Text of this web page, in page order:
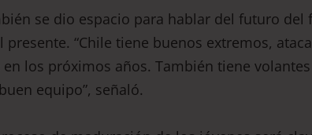
se dio espacio para hablar del futuro
“Chile tiene buenos extremos,
los próximos años. También tiene
equipo”, señaló.